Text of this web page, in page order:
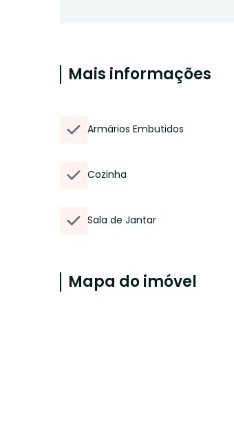
Mais informações
Armários Embutidos
Cozinha
Sala de Jantar
Mapa do imóvel